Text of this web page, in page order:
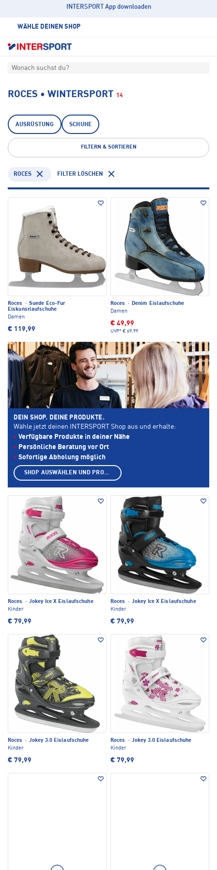
INTERSPORT App downloaden
WÄHLE DEINEN SHOP
Wonach suchst du?
ROCES • WINTERSPORT 14
AUSRÜSTUNG SCHUHE
FILTERN & SORTIEREN
ROCES FILTER LÖSCHEN
Roces · Suede Eco-Fur
Eiskunstlaufschuhe
Damen
€ 119,99
Roces ·
Denim Eislaufschuhe
Damen
€ 49,99
UVP* € 69,99
Roces · Jokey Ice X Eislaufschuhe
Kinder
€ 79,99
Roces · Jokey Ice X Eislaufschuhe
Kinder
€ 79,99
Roces · Jokey 3.0 Eislaufschuhe
Kinder
€ 79,99
Roces · Jokey 3.0 Eislaufschuhe
Kinder
€ 79,99
DEIN SHOP. DEINE PRODUKTE.
Wähle jetzt deinen INTERSPORT Shop aus und erhalte:
Verfügbare Produkte in deiner Nähe
Persönliche Beratung vor Ort
Sofortige Abholung möglich
SHOP AUSWÄHLEN UND PRODUKTE ANZEIGEN